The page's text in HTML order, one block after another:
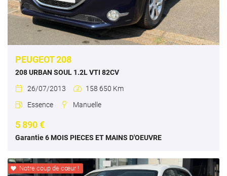



PEUGEOT 208
208 URBAN SOUL 1.2L VTI 82CV
 26/07/2013  158 650 Km
 Essence  Manuelle
5 890 €
Garantie 6 MOIS PIECES ET MAINS D'OEUVRE
 Notre coup de cœur !